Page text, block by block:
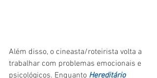
Além disso, o cineasta/roteirista volta a
trabalhar com problemas emocionais e
psicológicos. Enquanto Hereditário